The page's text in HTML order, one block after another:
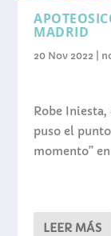
MADRID
20 Nov 2022
Robe
puso el
momento”
LEER MÁS